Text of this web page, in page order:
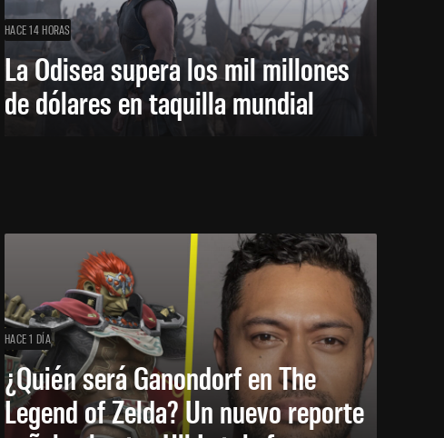
HACE 14 HORAS
La Odisea supera los mil millones
de dólares en taquilla mundial
HACE 1 DÍA
¿Quién será Ganondorf en The
Legend of Zelda? Un nuevo reporte